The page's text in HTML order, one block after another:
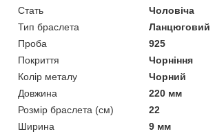
Стать
Чоловіча
Тип браслета
Ланцюговий
Проба
925
Покриття
Чорніння
Колір металу
Чорний
Довжина
220 мм
Розмір браслета (см)
22
Ширина
9 мм